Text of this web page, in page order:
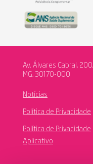
Av. Álvares Cabral,
MG, 30170-000
Notícias
Política de Privacidade
Política de Privacidade
Aplicativo